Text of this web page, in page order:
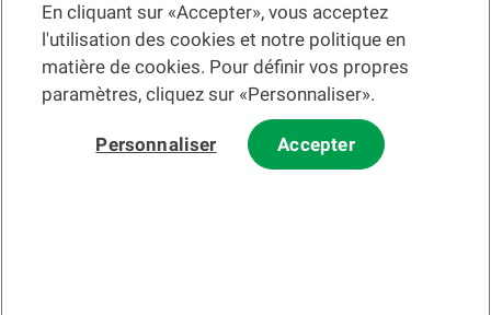
Aide
Actualités
Taux de change
En cliquant sur «Accepter», vous acceptez
l'utilisation des cookies et notre politique en
matière de cookies. Pour définir vos propres
paramètres, cliquez sur «Personnaliser».
Personnaliser Accepter